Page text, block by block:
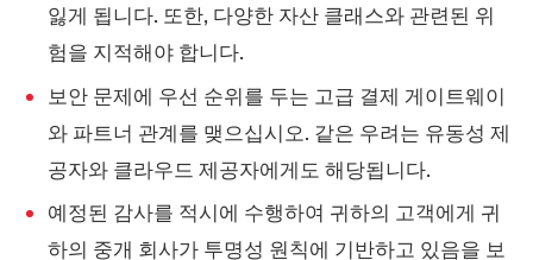
잃게 됩니다. 또한, 다양한 자산 클래스와 관련된 위
험을 지적해야 합니다.
보안 문제에 우선 순위를 두는 고급 결제 게이트웨이
와 파트너 관계를 맺으십시오. 같은 우려는 유동성 제
공자와 클라우드 제공자에게도 해당됩니다.
예정된 감사를 적시에 수행하여 귀하의 고객에게 귀
하의 중개 회사가 투명성 원칙에 기반하고 있음을 보